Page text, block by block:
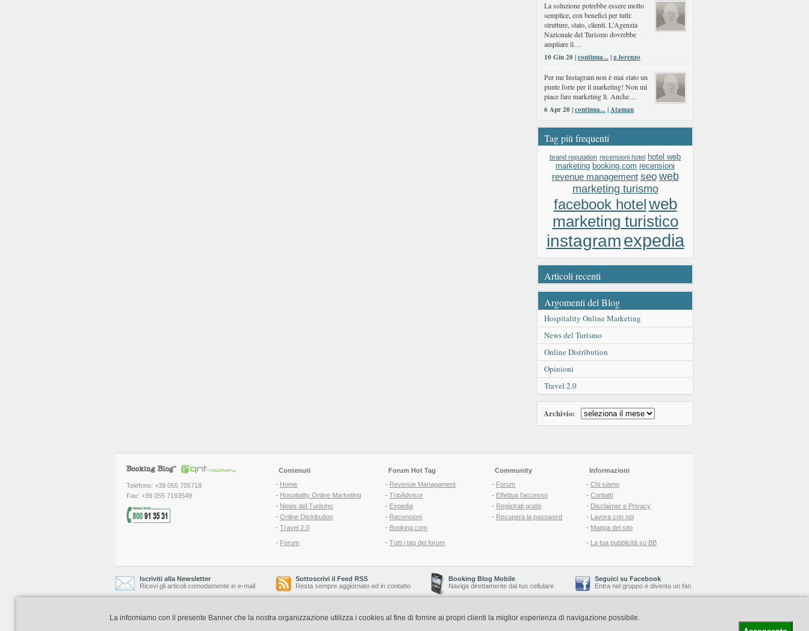
La soluzione potrebbe essere molto
semplice, con benefici per tutti:
strutture, stato, clienti. L'Agenzia
Nazionale del Turismo dovrebbe
ampliare il…
10 Giu 20 |continua...|g.lorenzo
Per me Instagram non è mai stato un
punte forte per il marketing! Non mi
piace fare marketing lì. Anche…
6 Apr 20 |continua...|Ataman
Tag più frequenti
brand reputation recensioni hotel hotel web
marketing booking.com recensioni
revenue management seo web
marketing turismo
facebook hotelweb
marketing turistico
instagramexpedia
Articoli recenti
Argomenti del Blog
Hospitality Online Marketing
News del Turismo
Online Distribution
Opinioni
Travel 2.0
Archivio:
Telefono: +39 055 705718
Fax: +39 055 7193549
Contenuti
- Home
- Hospitality Online Marketing
- News del Turismo
- Online Distribution
- Travel 2.0
- Forum
Forum Hot Tag
- Revenue Managament
- TripAdvisor
- Expedia
- Recensioni
- Booking.com
- Tutti i tag del forum
Community
- Forum
- Effettua l'accesso
- Registrati gratis
- Recupera la password
Informazioni
- Chi siamo
- Contatti
- Disclaimer e Privacy
- Lavora con noi
- Mappa del sito
- La tua pubblicità su BB
Iscriviti alla Newsletter
Ricevi gli articoli comodamente in e-mail
Sottoscrivi il Feed RSS
Resta sempre aggiornato ed in contatto
Booking Blog Mobile
Naviga direttamente dal tuo cellulare
Seguici su Facebook
Entra nel gruppo e diventa un fan
Booking Blog è realizzato e curato da Copyright © 2006-2026 QNT S.r.l. Socio Unico -www.qnt.it-Booking Blog™ -Il blog del Web Marketing Turistico
La informiamo con il presente Banner che la nostra organizzazione utilizza i cookies al fine di fornire ai propri clienti la miglior esperienza di navigazione possibile.